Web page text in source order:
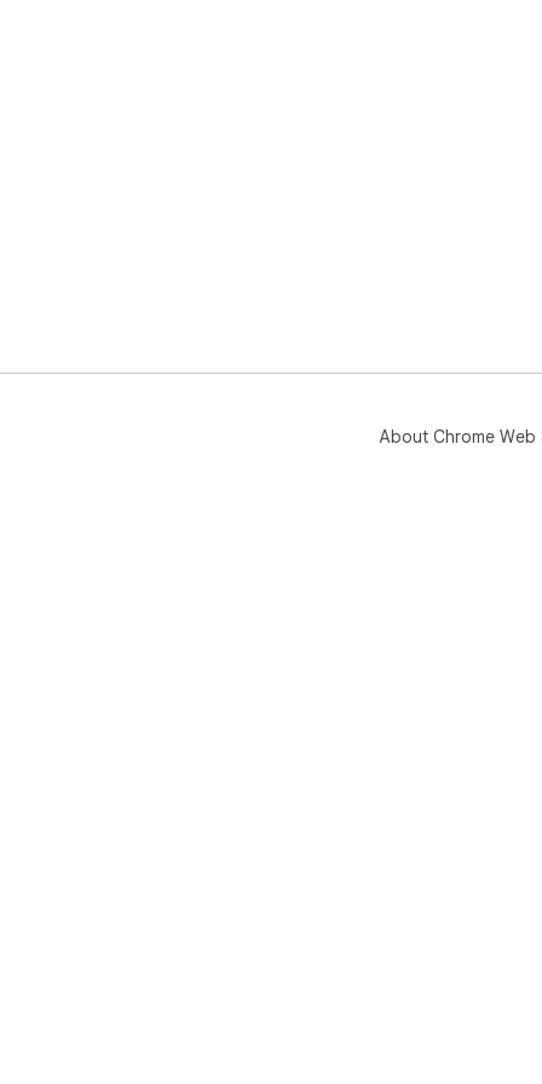
About Chrome Web